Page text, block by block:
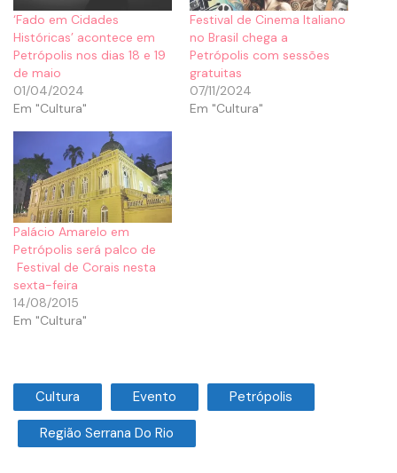
‘Fado em Cidades
Históricas’ acontece em
Petrópolis nos dias 18 e 19
de maio
01/04/2024
Em "Cultura"
Festival de Cinema Italiano
no Brasil chega a
Petrópolis com sessões
gratuitas
07/11/2024
Em "Cultura"
Palácio Amarelo em
Petrópolis será palco de
Festival de Corais nesta
sexta-feira
14/08/2015
Em "Cultura"
Cultura Evento Petrópolis
Região Serrana Do Rio